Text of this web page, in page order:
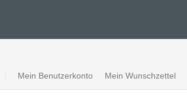
Mein Benutzerkonto Mein Wunschzettel